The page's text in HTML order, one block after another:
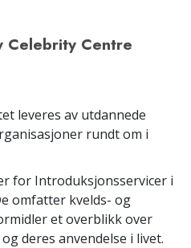
Celebrity Centre
leveres av utdannede
rundt om i
for Introduksjonsservicer i
omfatter kvelds- og
et overblikk over
deres anvendelse i livet.